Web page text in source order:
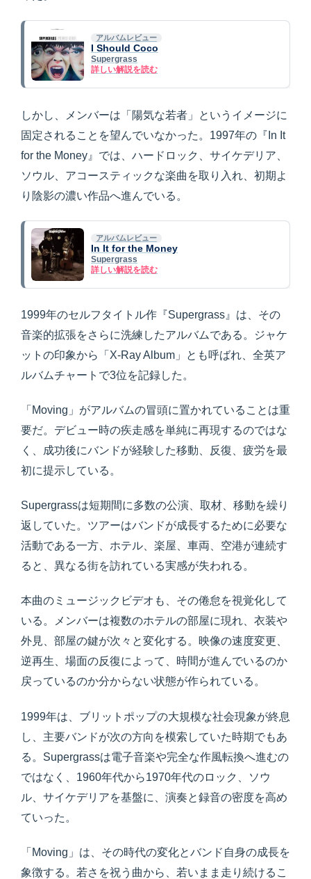
アルバムレビュー
I Should Coco
Supergrass
詳しい解説を読む
しかし、メンバーは「陽気な若者」というイメージに
固定されることを望んでいなかった。1997年の『In It
for the Money』では、ハードロック、サイケデリア、
ソウル、アコースティックな楽曲を取り入れ、初期よ
り陰影の濃い作品へ進んでいる。
アルバムレビュー
In It for the Money
Supergrass
詳しい解説を読む
1999年のセルフタイトル作『Supergrass』は、その
音楽的拡張をさらに洗練したアルバムである。ジャケ
ットの印象から「X-Ray Album」とも呼ばれ、全英ア
ルバムチャートで3位を記録した。
「Moving」がアルバムの冒頭に置かれていることは重
要だ。デビュー時の疾走感を単純に再現するのではな
く、成功後にバンドが経験した移動、反復、疲労を最
初に提示している。
Supergrassは短期間に多数の公演、取材、移動を繰り
返していた。ツアーはバンドが成長するために必要な
活動である一方、ホテル、楽屋、車両、空港が連続す
ると、異なる街を訪れている実感が失われる。
本曲のミュージックビデオも、その倦怠を視覚化して
いる。メンバーは複数のホテルの部屋に現れ、衣装や
外見、部屋の鍵が次々と変化する。映像の速度変更、
逆再生、場面の反復によって、時間が進んでいるのか
戻っているのか分からない状態が作られている。
1999年は、ブリットポップの大規模な社会現象が終息
し、主要バンドが次の方向を模索していた時期でもあ
る。Supergrassは電子音楽や完全な作風転換へ進むの
ではなく、1960年代から1970年代のロック、ソウ
ル、サイケデリアを基盤に、演奏と録音の密度を高め
ていった。
「Moving」は、その時代の変化とバンド自身の成長を
象徴する。若さを祝う曲から、若いまま走り続けるこ